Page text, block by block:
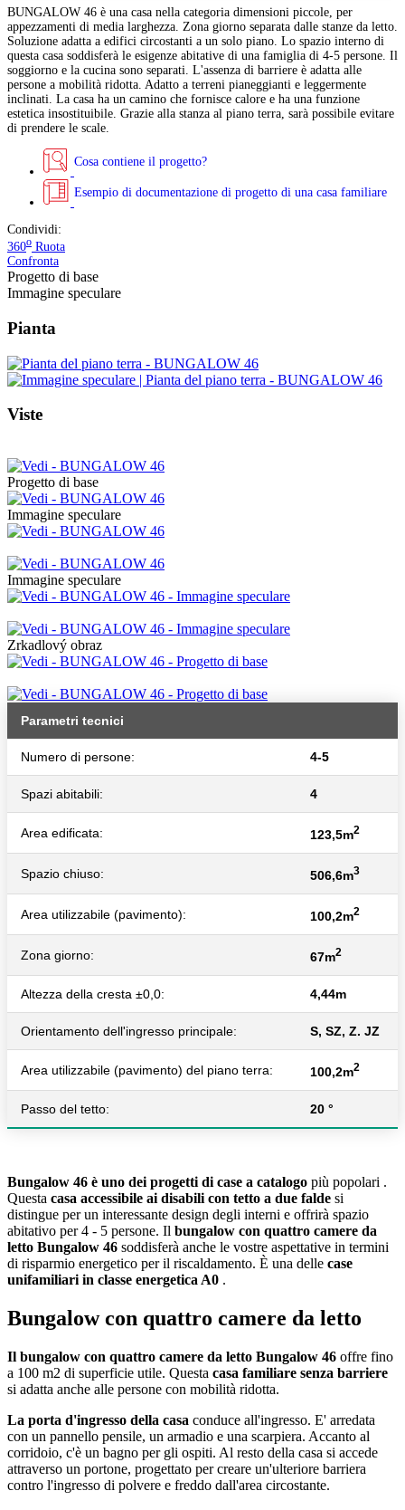
BUNGALOW 46 è una casa nella categoria dimensioni piccole, per
appezzamenti di media larghezza. Zona giorno separata dalle stanze da letto.
Soluzione adatta a edifici circostanti a un solo piano. Lo spazio interno di
questa casa soddisferà le esigenze abitative di una famiglia di 4-5 persone. Il
soggiorno e la cucina sono separati. L'assenza di barriere è adatta alle
persone a mobilità ridotta. Adatto a terreni pianeggianti e leggermente
inclinati. La casa ha un camino che fornisce calore e ha una funzione
estetica insostituibile. Grazie alla stanza al piano terra, sarà possibile evitare
di prendere le scale.
Cosa contiene il progetto?
Esempio di documentazione di progetto di una casa familiare
Condividi:
360o Ruota
Confronta
Progetto di base
Immagine speculare
Pianta
Viste
Progetto di base
Immagine speculare
Immagine speculare
Zrkadlový obraz
Parametri tecnici
Numero di persone: 4-5
Spazi abitabili: 4
Area edificata: 123,5m2
Spazio chiuso: 506,6m3
Area utilizzabile (pavimento): 100,2m2
Zona giorno: 67m2
Altezza della cresta ±0,0: 4,44m
Orientamento dell'ingresso principale: S, SZ, Z. JZ
Area utilizzabile (pavimento) del piano terra: 100,2m2
Passo del tetto: 20 °
Bungalow 46 è uno dei progetti di case a catalogo più popolari .
Questa casa accessibile ai disabili con tetto a due falde si
distingue per un interessante design degli interni e offrirà spazio
abitativo per 4 - 5 persone. Il bungalow con quattro camere da
letto Bungalow 46 soddisferà anche le vostre aspettative in termini
di risparmio energetico per il riscaldamento. È una delle case
unifamiliari in classe energetica A0 .
Bungalow con quattro camere da letto
Il bungalow con quattro camere da letto Bungalow 46 offre fino
a 100 m2 di superficie utile. Questa casa familiare senza barriere
si adatta anche alle persone con mobilità ridotta.
La porta d'ingresso della casa conduce all'ingresso. E' arredata
con un pannello pensile, un armadio e una scarpiera. Accanto al
corridoio, c'è un bagno per gli ospiti. Al resto della casa si accede
attraverso un portone, progettato per creare un'ulteriore barriera
contro l'ingresso di polvere e freddo dall'area circostante.